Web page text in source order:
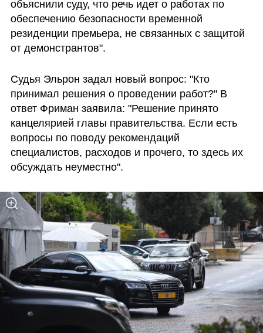
объяснили суду, что речь идет о работах по
обеспечению безопасности временной
резиденции премьера, не связанных с защитой
от демонстрантов".
Судья Эльрон задал новый вопрос: "Кто
принимал решения о проведении работ?" В
ответ Фриман заявила: "Решение принято
канцелярией главы правительства. Если есть
вопросы по поводу рекомендаций
специалистов, расходов и прочего, то здесь их
обсуждать неуместно".